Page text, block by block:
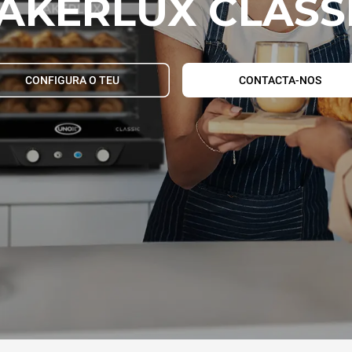
CONFIGURA O TEU CONTACTA-NOS